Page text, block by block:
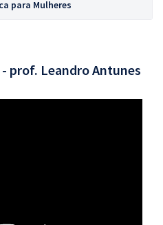
para Mulheres
prof. Leandro Antunes